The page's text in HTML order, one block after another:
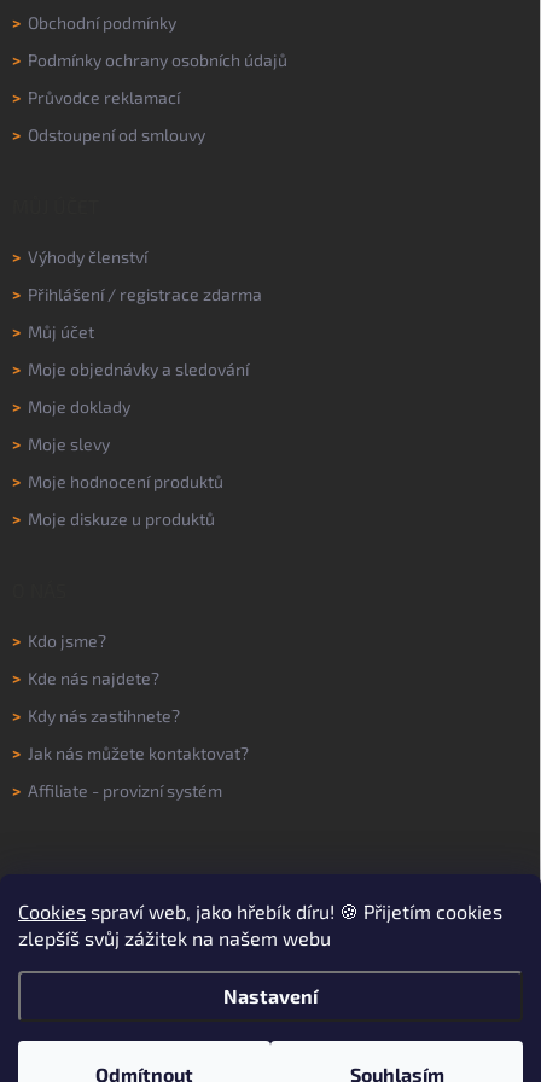
Cookies spraví web, jako hřebík díru! 🍪 Přijetím cookies
zlepšíš svůj zážitek na našem webu
Nastavení
Odmítnout Souhlasím
> Obchodní podmínky
> Podmínky ochrany osobních údajů
> Průvodce reklamací
> Odstoupení od smlouvy
> Výhody členství
> Přihlášení/ registrace zdarma
> Můj účet
> Moje objednávky a sledování
> Moje doklady
> Moje slevy
> Moje hodnocení produktů
> Moje diskuze u produktů
> Kdo jsme?
> Kde nás najdete?
> Kdy nás zastihnete?
> Jak nás můžete kontaktovat?
> Affiliate - provizní systém
Copyright 2026WORKNOW. Všechna práva vyhrazena.Upravit nastavení